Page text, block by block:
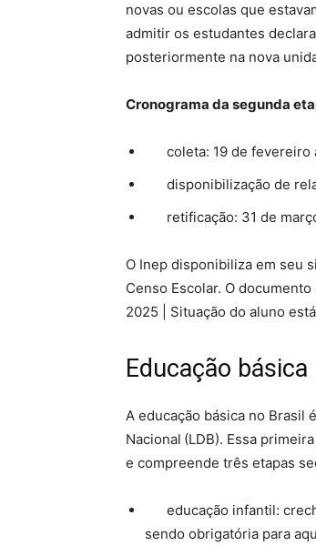
novas ou escolas que
admitir os estudantes
posteriormente na nova
Cronograma da segunda
coleta: 19 de fevereiro
disponibilização de
retificação: 31 de
O Inep disponibiliza em seu
Censo Escolar. O
2025 | Situação do aluno
Educação básica
A educação básica no Brasil
Nacional (LDB). Essa
e compreende três etapas
educação infantil:
sendo obrigatória para